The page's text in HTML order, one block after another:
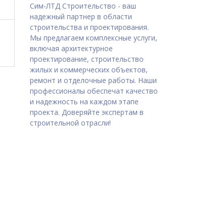
Сим-ЛТД Строительство - ваш
надежный партнер в области
строительства и проектирования.
Мы предлагаем комплексные услуги,
включая архитектурное
проектирование, строительство
жилых и коммерческих объектов,
ремонт и отделочные работы. Наши
профессионалы обеспечат качество
и надежность на каждом этапе
проекта. Доверяйте экспертам в
строительной отрасли!